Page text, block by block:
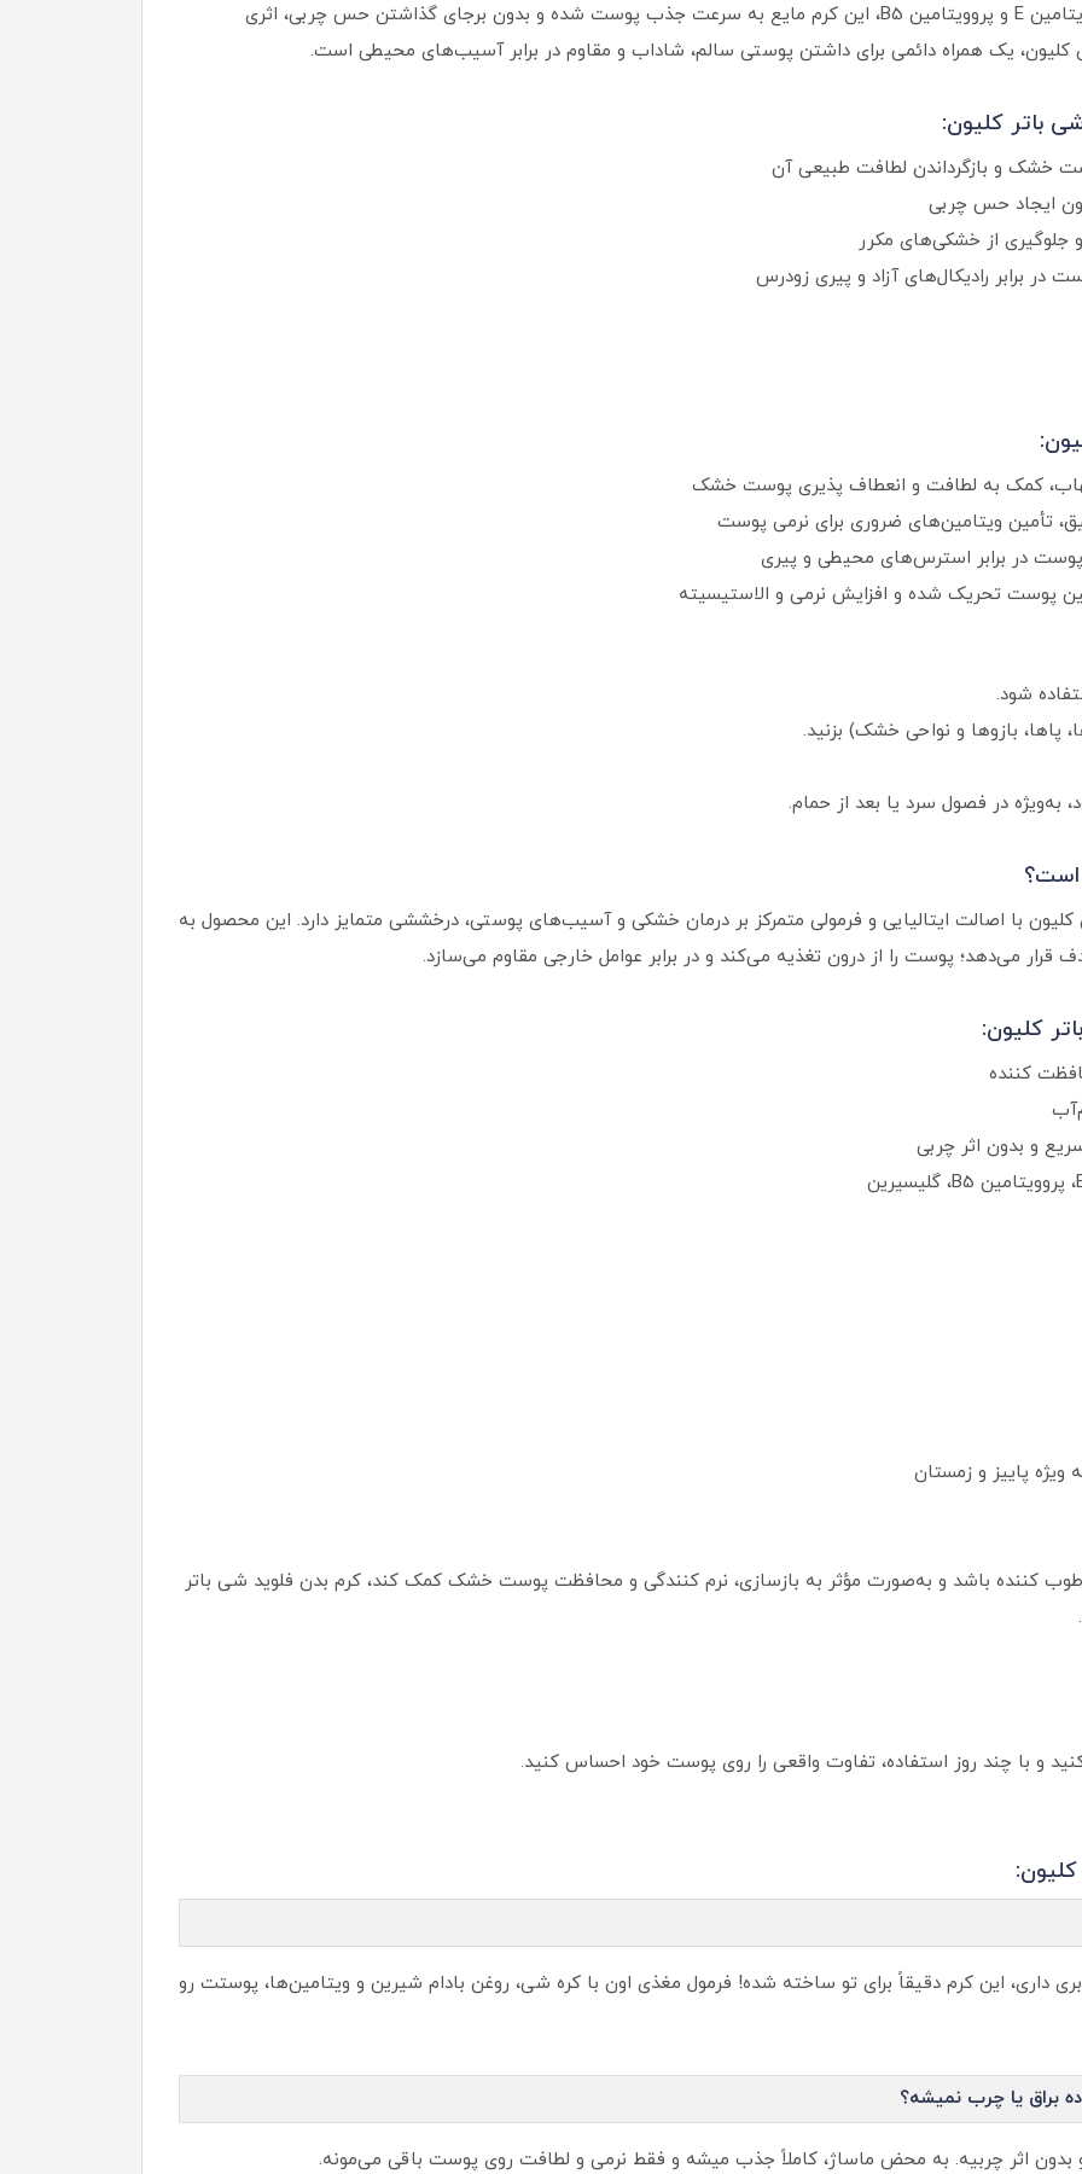
با ترکیبی مؤثر از کره شی، روغن بادام شیرین، ویتامین E و پروویتامین B5، این کرم مایع به سرعت جذب پوست شده و بدون برجای گذاشتن حس چربی، اثری
کلیون، یک همراه دائمی برای داشتن پوستی سالم، شاداب و مقاوم در برابر آسیب‌های محیطی است.
باتر کلیون:
خشک و بازگرداندن لطافت طبیعی آن
ایجاد حس چربی
از خشکی‌های مکرر
در برابر رادیکال‌های آزاد و پیری زودرس
کمک به لطافت و انعطاف پذیری پوست خشک
تأمین ویتامین‌های ضروری برای نرمی پوست
در برابر استرس‌های محیطی و پیری
پوست تحریک شده و افزایش نرمی و الاستیسیته
شود.
بازوها و نواحی خشک) بزنید.
به‌ویژه در فصول سرد یا بعد از حمام.
است؟
کلیون با اصالت ایتالیایی و فرمولی متمرکز بر درمان خشکی و آسیب‌های پوستی، درخششی متمایز دارد. این محصول به
می‌دهد؛ پوست را از درون تغذیه می‌کند و در برابر عوامل خارجی مقاوم می‌سازد.
کلیون:
کننده
پاییز و زمستان
کننده باشد و به‌صورت مؤثر به بازسازی، نرم کنندگی و محافظت پوست خشک کمک کند، کرم بدن فلوید شی باتر
و با چند روز استفاده، تفاوت واقعی را روی پوست خود احساس کنید.
این کرم دقیقاً برای تو ساخته شده! فرمول مغذی اون با کره شی، روغن بادام شیرین و ویتامین‌ها، پوستت رو
براق یا چرب نمیشه؟
اثر چربیه. به محض ماساژ، کاملاً جذب میشه و فقط نرمی و لطافت روی پوست باقی می‌مونه.